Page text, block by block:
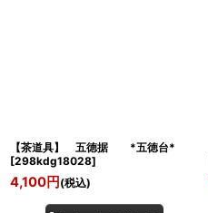
【茶道具】 五徳据 *五徳台*
[298kdg18028]
4,100円 (税込)